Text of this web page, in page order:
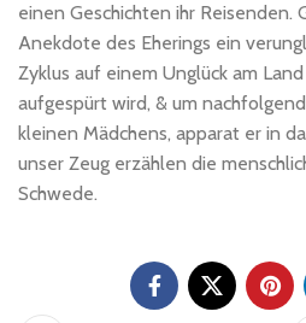
einen Geschichten ihr Reisenden.
Anekdote des Eherings ein
Zyklus auf einem Unglück am
aufgespürt wird, & um
kleinen Mädchens, apparat er in
unser Zeug erzählen die
Schwede.